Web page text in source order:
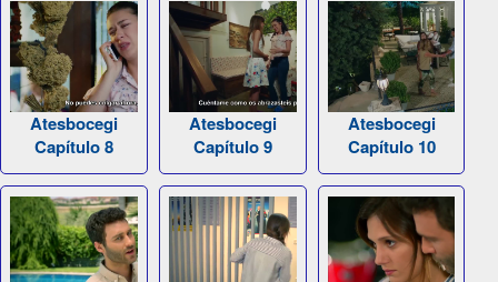
Atesbocegi
Capítulo 8
Atesbocegi
Capítulo 9
Atesbocegi
Capítulo 10